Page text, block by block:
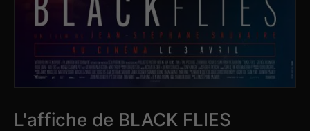
L'affiche de BLACK FLIES